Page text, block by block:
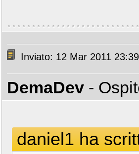
Inviato: 12 Mar 2011 23:39
DemaDev -
daniel1 ha